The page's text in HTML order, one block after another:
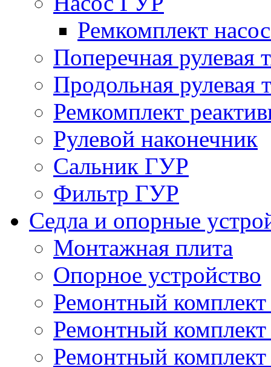
Ремкомплект
Поперечная рулевая
Продольная рулевая
Ремкомплект
Рулевой наконечник
Сальник ГУР
Фильтр ГУР
Седла и опорные
Монтажная плита
Опорное устройство
Ремонтный комплект
Ремонтный
Ремонтный комплект